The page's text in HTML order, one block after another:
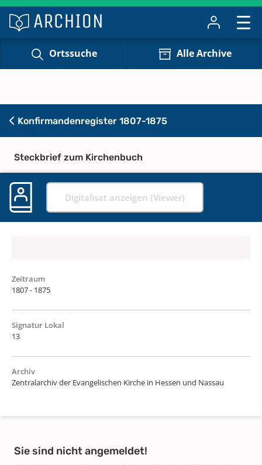
Ortssuche Alle Archive
Konfirmandenregister 1807-1875
Steckbrief zum Kirchenbuch
Digitalisat anzeigen (Viewer)
Zeitraum
1807 - 1875
Signatur Lokal
13
Archiv
Zentralarchiv der Evangelischen Kirche in Hessen und Nassau
Sie sind nicht angemeldet!